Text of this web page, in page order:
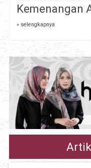
Kemenangan
» selengkapnya